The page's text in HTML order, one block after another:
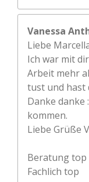
Vanessa
Liebe
Ich war mit
Arbeit mehr
tust und hast
Danke danke
kommen.
Liebe Grüße
Beratung top
Fachlich top